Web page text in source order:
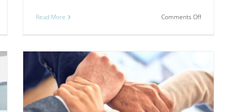
Read More Comments Offon
în
legătură
cu
vocea
angajaților?